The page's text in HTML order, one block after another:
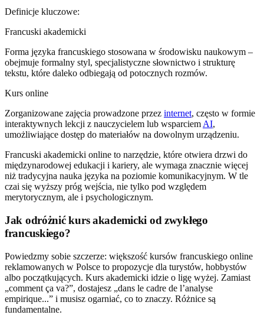
Definicje kluczowe:
Francuski akademicki
Forma języka francuskiego stosowana w środowisku naukowym –
obejmuje formalny styl, specjalistyczne słownictwo i strukturę
tekstu, które daleko odbiegają od potocznych rozmów.
Kurs online
Zorganizowane zajęcia prowadzone przez internet, często w formie
interaktywnych lekcji z nauczycielem lub wsparciem AI,
umożliwiające dostęp do materiałów na dowolnym urządzeniu.
Francuski akademicki online to narzędzie, które otwiera drzwi do
międzynarodowej edukacji i kariery, ale wymaga znacznie więcej
niż tradycyjna nauka języka na poziomie komunikacyjnym. W tle
czai się wyższy próg wejścia, nie tylko pod względem
merytorycznym, ale i psychologicznym.
Jak odróżnić kurs akademicki od zwykłego
francuskiego?
Powiedzmy sobie szczerze: większość kursów francuskiego online
reklamowanych w Polsce to propozycje dla turystów, hobbystów
albo początkujących. Kurs akademicki idzie o ligę wyżej. Zamiast
„comment ça va?”, dostajesz „dans le cadre de l’analyse
empirique...” i musisz ogarniać, co to znaczy. Różnice są
fundamentalne.